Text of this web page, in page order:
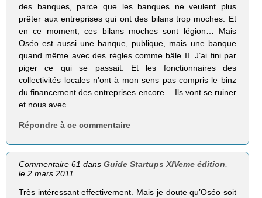
des banques, parce que les banques ne veulent plus
prêter aux entreprises qui ont des bilans trop moches. Et
en ce moment, ces bilans moches sont légion… Mais
Oséo est aussi une banque, publique, mais une banque
quand même avec des règles comme bâle II. J’ai fini par
piger ce qui se passait. Et les fonctionnaires des
collectivités locales n’ont à mon sens pas compris le binz
du financement des entreprises encore… Ils vont se ruiner
et nous avec.
Répondre à ce commentaire
Commentaire 61 dansGuide Startups XIVeme édition,
le 2 mars 2011
Très intéressant effectivement. Mais je doute qu’Oséo soit